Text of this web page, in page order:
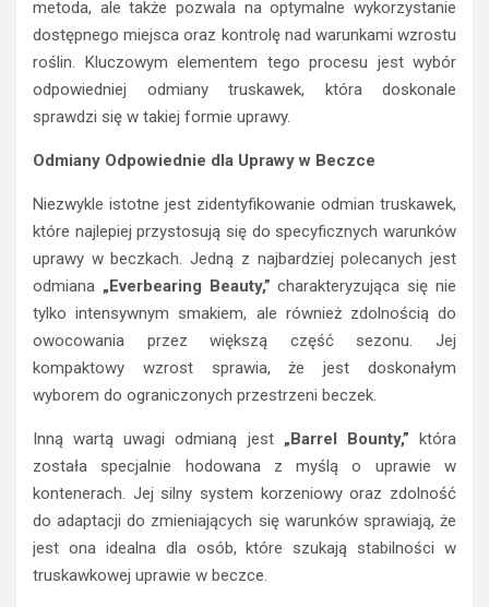
metoda, ale także pozwala na optymalne wykorzystanie
dostępnego miejsca oraz kontrolę nad warunkami wzrostu
roślin. Kluczowym elementem tego procesu jest wybór
odpowiedniej odmiany truskawek, która doskonale
sprawdzi się w takiej formie uprawy.
Odmiany Odpowiednie dla Uprawy w Beczce
Niezwykle istotne jest zidentyfikowanie odmian truskawek,
które najlepiej przystosują się do specyficznych warunków
uprawy w beczkach. Jedną z najbardziej polecanych jest
odmiana „Everbearing Beauty,” charakteryzująca się nie
tylko intensywnym smakiem, ale również zdolnością do
owocowania przez większą część sezonu. Jej
kompaktowy wzrost sprawia, że jest doskonałym
wyborem do ograniczonych przestrzeni beczek.
Inną wartą uwagi odmianą jest „Barrel Bounty,” która
została specjalnie hodowana z myślą o uprawie w
kontenerach. Jej silny system korzeniowy oraz zdolność
do adaptacji do zmieniających się warunków sprawiają, że
jest ona idealna dla osób, które szukają stabilności w
truskawkowej uprawie w beczce.